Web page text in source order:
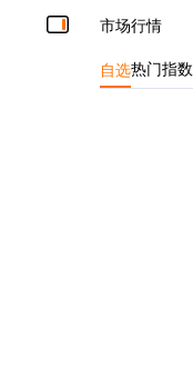
市场行情
自选热门指数